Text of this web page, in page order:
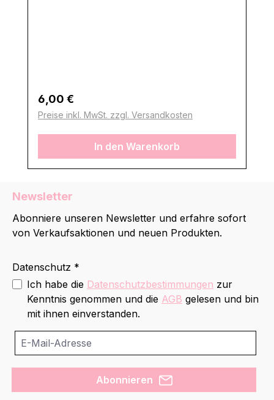
Regulärer Preis:
6,00 €
Preise inkl. MwSt. zzgl. Versandkosten
In den Warenkorb
Newsletter
Abonniere unseren Newsletter und erfahre sofort
von Verkaufsaktionen und neuen Produkten.
Datenschutz *
Ich habe die Datenschutzbestimmungen zur
Kenntnis genommen und die AGB gelesen und bin
mit ihnen einverstanden.
Abonnieren